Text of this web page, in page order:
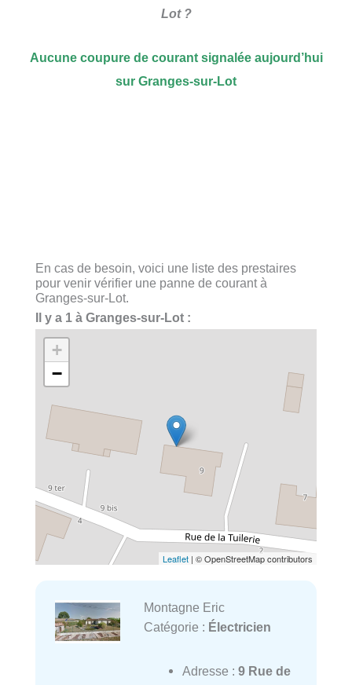
Lot ?
Aucune coupure de courant signalée aujourd’hui
sur Granges-sur-Lot
En cas de besoin, voici une liste des prestaires
pour venir vérifier une panne de courant à
Granges-sur-Lot.
Il y a 1 à Granges-sur-Lot :
+
−
Leaflet | © OpenStreetMap contributors
Montagne Eric
Catégorie : Électricien
Adresse : 9 Rue de